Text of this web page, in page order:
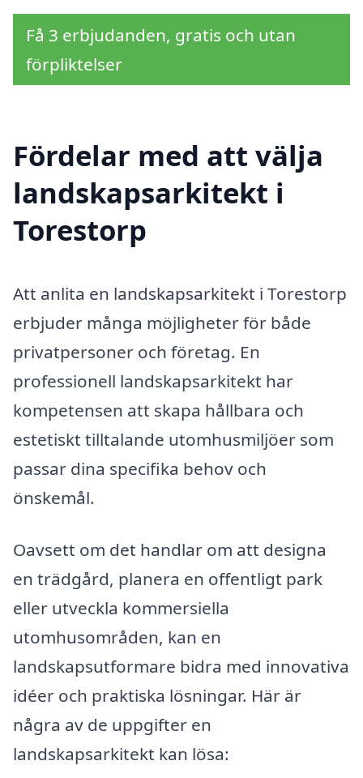
Få 3 erbjudanden, gratis och utan
förpliktelser
Fördelar med att välja
landskapsarkitekt i
Torestorp
Att anlita en landskapsarkitekt i Torestorp
erbjuder många möjligheter för både
privatpersoner och företag. En
professionell landskapsarkitekt har
kompetensen att skapa hållbara och
estetiskt tilltalande utomhusmiljöer som
passar dina specifika behov och
önskemål.
Oavsett om det handlar om att designa
en trädgård, planera en offentligt park
eller utveckla kommersiella
utomhusområden, kan en
landskapsutformare bidra med innovativa
idéer och praktiska lösningar. Här är
några av de uppgifter en
landskapsarkitekt kan lösa: